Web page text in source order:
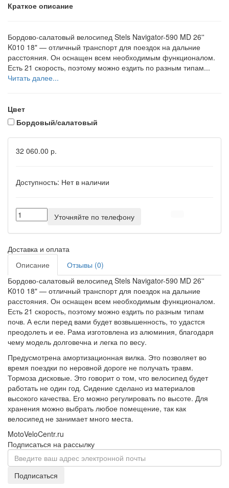
Краткое описание
Бордово-салатовый велосипед Stels Navigator-590 MD 26''
K010 18" — отличный транспорт для поездок на дальние
расстояния. Он оснащен всем необходимым функционалом.
Есть 21 скорость, поэтому можно ездить по разным типам...
Читать далее...
Цвет
Бордовый/салатовый
32 060.00 р.
Доступность: Нет в наличии
Уточняйте по телефону
Доставка и оплата
Описание
Отзывы (0)
Бордово-салатовый велосипед Stels Navigator-590 MD 26''
K010 18" — отличный транспорт для поездок на дальние
расстояния. Он оснащен всем необходимым функционалом.
Есть 21 скорость, поэтому можно ездить по разным типам
почв. А если перед вами будет возвышенность, то удастся
преодолеть и ее. Рама изготовлена из алюминия, благодаря
чему модель долговечна и легка по весу.
Предусмотрена амортизационная вилка. Это позволяет во
время поездки по неровной дороге не получать травм.
Тормоза дисковые. Это говорит о том, что велосипед будет
работать не один год. Сидение сделано из материалов
высокого качества. Его можно регулировать по высоте. Для
хранения можно выбрать любое помещение, так как
велосипед не занимает много места.
MotoVeloCentr.ru
Подписаться на рассылку
Подписаться